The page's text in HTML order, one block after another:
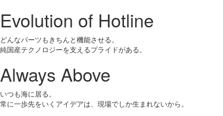
Evolution of Hotline
どんなパーツもきちんと機能させる。
純国産テクノロジーを支えるプライドがある。
Always Above
いつも海に居る。
常に一歩先をいくアイデアは、現場でしか生まれないから。